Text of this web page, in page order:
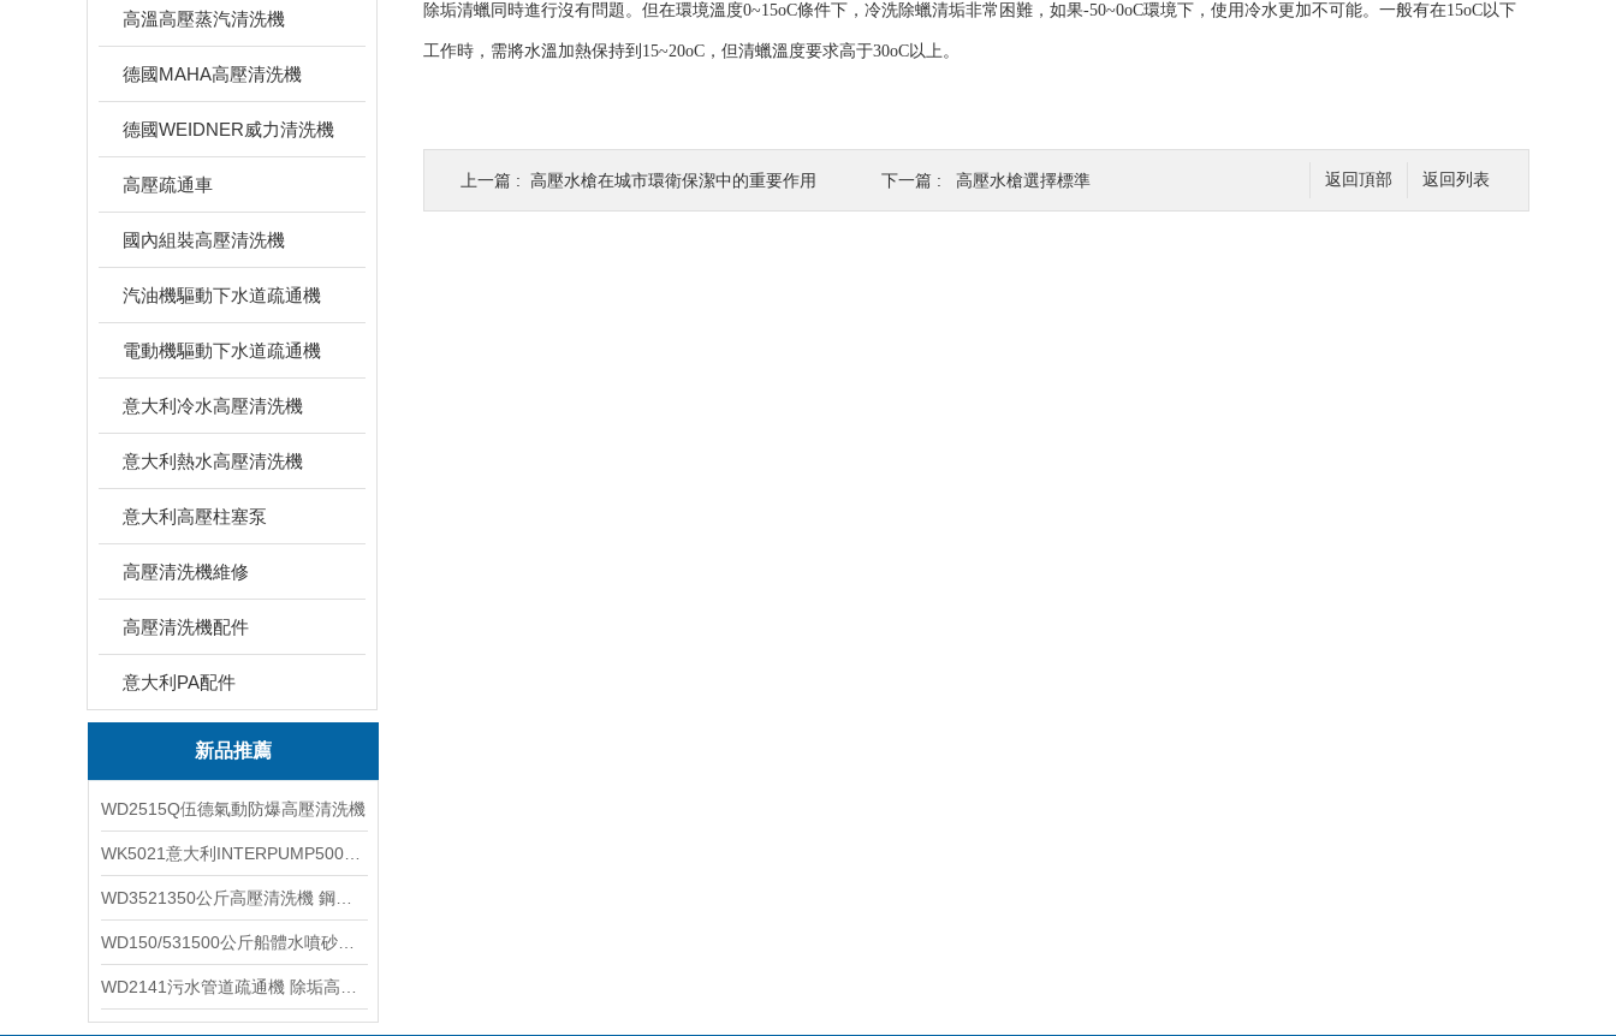
高溫高壓蒸汽清洗機
德國MAHA高壓清洗機
德國WEIDNER威力清洗機
高壓疏通車
國內組裝高壓清洗機
汽油機驅動下水道疏通機
電動機驅動下水道疏通機
意大利冷水高壓清洗機
意大利熱水高壓清洗機
意大利高壓柱塞泵
高壓清洗機維修
高壓清洗機配件
意大利PA配件
新品推薦
WD2515Q伍德氣動防爆高壓清洗機
除垢清蠟同時進行沒有問題。但在環境溫度0~15oC條件下，冷洗除蠟清垢非常困難，如果-50~0oC環境下，使用冷水更加不可能。一般有在15oC以下
工作時，需將水溫加熱保持到15~20oC，但清蠟溫度要求高于30oC以上。
返回列表
返回頂部
上一篇 : 高壓水槍在城市環衛保潔中的重要作用 下一篇 : 高壓水槍選擇標準